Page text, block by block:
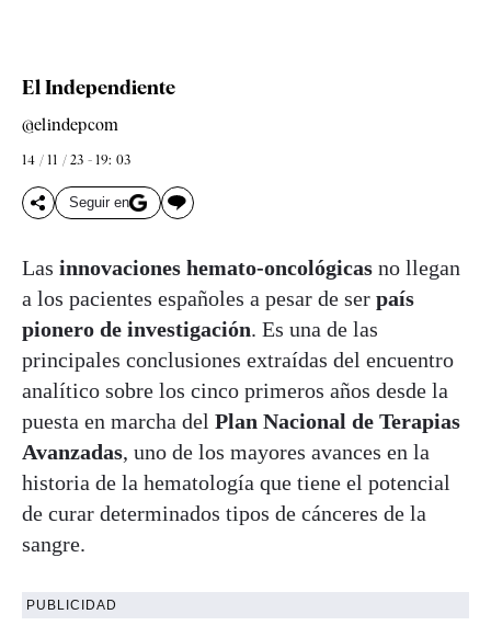
El Independiente
@elindepcom
14 / 11 / 23 - 19: 03
Seguir en
Las innovaciones hemato-oncológicas no llegan
a los pacientes españoles a pesar de ser país
pionero de investigación. Es una de las
principales conclusiones extraídas del encuentro
analítico sobre los cinco primeros años desde la
puesta en marcha del Plan Nacional de Terapias
Avanzadas, uno de los mayores avances en la
historia de la hematología que tiene el potencial
de curar determinados tipos de cánceres de la
sangre.
PUBLICIDAD